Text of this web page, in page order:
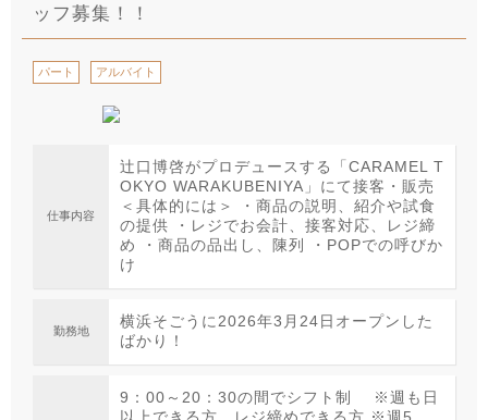
ッフ募集！！
パート アルバイト
仕事内容
辻口博啓がプロデュースする「CARAMEL T
OKYO WARAKUBENIYA」にて接客・販売
＜具体的には＞ ・商品の説明、紹介や試食
の提供 ・レジでお会計、接客対応、レジ締
め ・商品の品出し、陳列 ・POPでの呼びか
け
勤務地
横浜そごうに2026年3月24日オープンした
ばかり！
9：00～20：30の間でシフト制 ※週も日